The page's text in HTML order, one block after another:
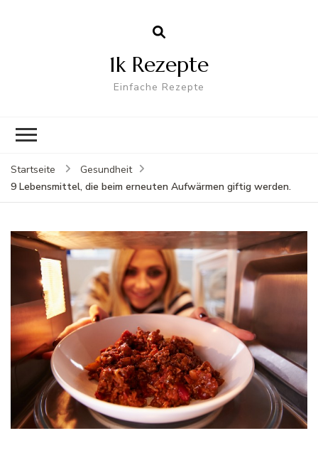
1k Rezepte
Einfache Rezepte
Startseite
Gesundheit
9 Lebensmittel, die beim erneuten Aufwärmen giftig werden.